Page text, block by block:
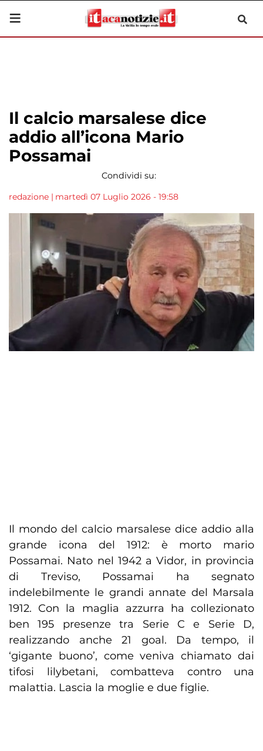
Il calcio marsalese dice
addio all’icona Mario
Possamai
Condividi su:
redazione | martedì 07 Luglio 2026 - 19:58
Il mondo del calcio marsalese dice addio alla
grande icona del 1912: è morto mario
Possamai. Nato nel 1942 a Vidor, in provincia
di Treviso, Possamai ha segnato
indelebilmente le grandi annate del Marsala
1912. Con la maglia azzurra ha collezionato
ben 195 presenze tra Serie C e Serie D,
realizzando anche 21 goal. Da tempo, il
‘gigante buono’, come veniva chiamato dai
tifosi lilybetani, combatteva contro una
malattia. Lascia la moglie e due figlie.